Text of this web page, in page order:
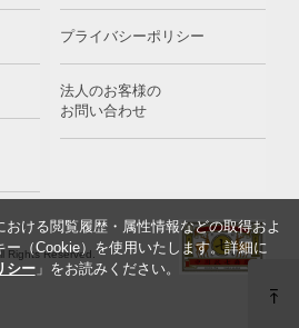
プライバシーポリシー
法人のお客様の
お問い合わせ
Rights Reserved.
ける閲覧履歴・属性情報などの取得およ
（Cookie）を使用いたします。詳細に
シー」をお読みください。